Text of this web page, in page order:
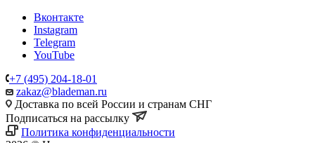
Вконтакте
Instagram
Telegram
YouTube
+7 (495) 204-18-01
zakaz@blademan.ru
Доставка по всей России и странам СНГ
Подписаться на рассылку
Политика конфиденциальности